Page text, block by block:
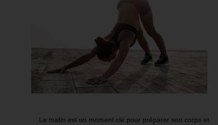
Le matin est un moment clé pour préparer son corps et